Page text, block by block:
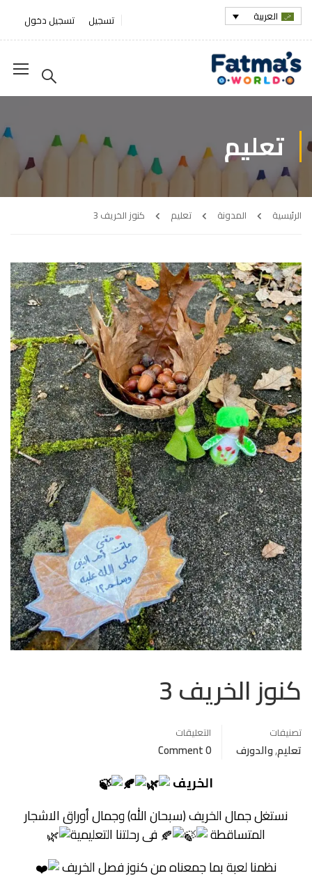
العربية تسجيل تسجيل دخول
تعليم
الرئيسية المدونة تعليم كنوز الخريف 3
كنوز الخريف 3
تصنيفات
تعليم,والدورف
التعليقات
0 Comment
الخريف
نستغل جمال الخريف (سبحان الله) وجمال أوراق الاشجار
المتساقطة
فى رحلتنا التعليمية
نظمنا لعبة بما جمعناه من كنوز فصل الخريف